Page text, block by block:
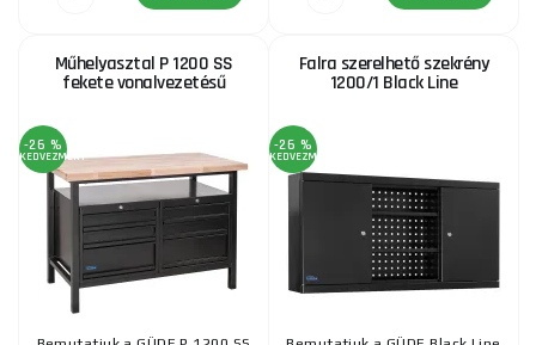
Műhelyasztal P 1200 SS
fekete vonalvezetésű
-26 %
KEDVEZMÉNY
Falra szerelhető szekrény
1200/1 Black Line
-26 %
KEDVEZMÉNY